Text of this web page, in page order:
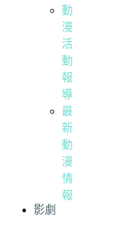
動
漫
活
動
報
導
最
新
動
漫
情
報
影劇